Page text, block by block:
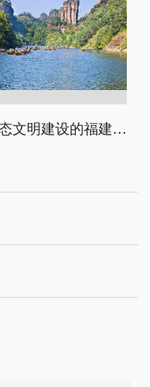
数字生态文明建设的福建路径与启示